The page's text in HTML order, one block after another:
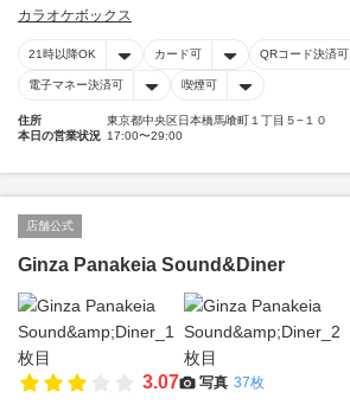
カラオケボックス
21時以降OK カード可 QRコード決済可
電子マネー決済可 喫煙可
住所
東京都中央区日本橋馬喰町１丁目５−１０
本日の営業状況 17:00〜29:00
店舗公式
Ginza Panakeia Sound&Diner
3.07 写真 37枚